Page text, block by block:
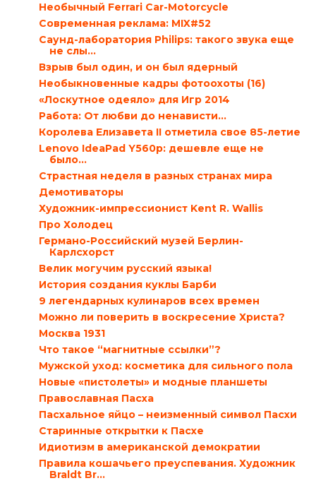
Необычный Ferrari Car-Motorcycle
Современная реклама: MIX#52
Саунд-лаборатория Philips: такого звука еще
не слы...
Взрыв был один, и он был ядерный
Необыкновенные кадры фотоохоты (16)
«Лоскутное одеяло» для Игр 2014
Работа: От любви до ненависти…
Королева Елизавета II отметила свое 85-летие
Lenovo IdeaPad Y560p: дешевле еще не
было…
Страстная неделя в разных странах мира
Демотиваторы
Художник-импрессионист Kent R. Wallis
Про Холодец
Германо-Российский музей Берлин-
Карлсхорст
Велик могучим русский языка!
История создания куклы Барби
9 легендарных кулинаров всех времен
Можно ли поверить в воскресение Христа?
Москва 1931
Что такое “магнитные ссылки”?
Мужской уход: косметика для сильного пола
Новые «пистолеты» и модные планшеты
Православная Пасха
Пасхальное яйцо – неизменный символ Пасхи
Старинные открытки к Пасхе
Идиотизм в американской демократии
Правила кошачьего преуспевания. Художник
Braldt Br...